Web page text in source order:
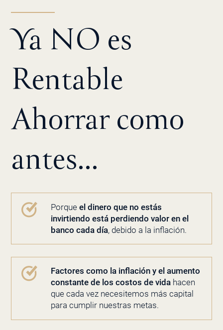
Ya NO es
Rentable
Ahorrar como
antes…
Porqueel dinero que no estás
invirtiendo está perdiendo valor en el
banco cada día, debido a la inflación.
Factores como la inflación y el aumento
constante de los costos de vida hacen
que cada vez necesitemos más capital
para cumplir nuestras metas.